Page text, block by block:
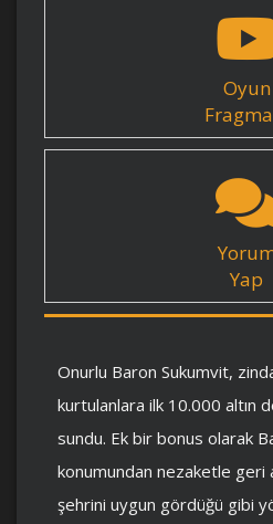
Oyun
Yap
Onurlu Baron Sukumvit,
kurtulanlara ilk 10.000 altın
sundu. Ek bir bonus olarak
konumundan nezaketle geri
şehrini uygun gördüğü gibi